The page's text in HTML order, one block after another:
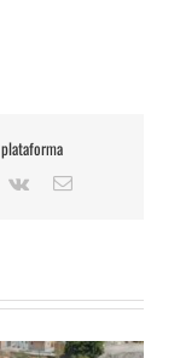
Vk
Correo